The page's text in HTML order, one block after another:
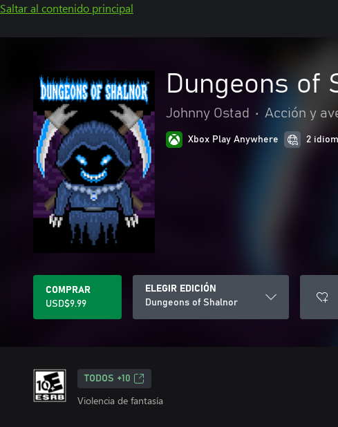
Saltar al contenido principal
Dungeons of
Johnny Ostad • Acción y
Xbox Play Anywhere 2
COMPRAR
USD$9.99
ELEGIR EDICIÓN
Dungeons of Shalnor
TODOS +10
Violencia de fantasía